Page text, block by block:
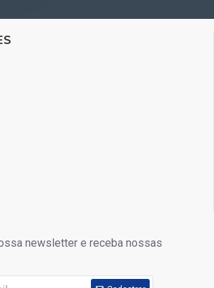
newsletter e receba nossas